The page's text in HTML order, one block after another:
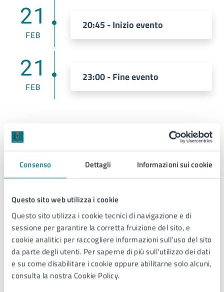
Consenso Dettagli Informazioni sui cookie
Questo sito web utilizza i cookie
Questo sito utilizza i cookie tecnici di navigazione e di
sessione per garantire la corretta fruizione del sito, e
cookie analitici per raccogliere informazioni sull'uso del sito
da parte degli utenti. Per saperne di più sull'utilizzo dei dati
e su come disabilitare i cookie oppure abilitarne solo alcuni,
consulta la nostra Cookie Policy.
21
FEB
20:45 - Inizio evento
21
FEB
23:00 - Fine evento
Costi
Ingresso libero
Allegati
Corso di Formazione Politica – 21 febbario
2025 (JPG)